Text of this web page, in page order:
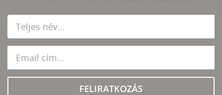
FELIRATKOZÁS